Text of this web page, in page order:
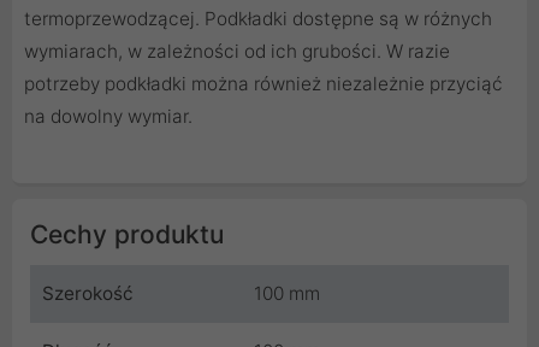
termoprzewodzącej. Podkładki dostępne są w różnych
wymiarach, w zależności od ich grubości. W razie
potrzeby podkładki można również niezależnie przyciąć
na dowolny wymiar.
Cechy produktu
Szerokość 100 mm